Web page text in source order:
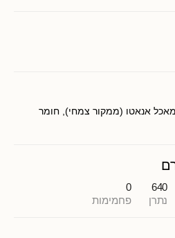
אנאטו (ממקור צמחי), חומר
640
נתרן
0
פחמימות